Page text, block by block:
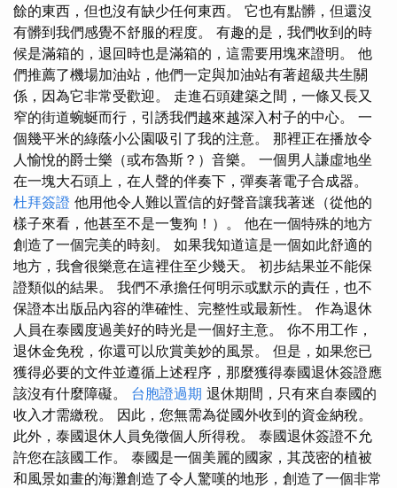
餘的東西，但也沒有缺少任何東西。 它也有點髒，但還沒
有髒到我們感覺不舒服的程度。 有趣的是，我們收到的時
候是滿箱的，退回時也是滿箱的，這需要用塊來證明。 他
們推薦了機場加油站，他們一定與加油站有著超級共生關
係，因為它非常受歡迎。 走進石頭建築之間，一條又長又
窄的街道蜿蜒而行，引誘我們越來越深入村子的中心。 一
個幾平米的綠蔭小公園吸引了我的注意。 那裡正在播放令
人愉悅的爵士樂（或布魯斯？）音樂。 一個男人謙虛地坐
在一塊大石頭上，在人聲的伴奏下，彈奏著電子合成器。
杜拜簽證 他用他令人難以置信的好聲音讓我著迷（從他的
樣子來看，他甚至不是一隻狗！）。 他在一個特殊的地方
創造了一個完美的時刻。 如果我知道這是一個如此舒適的
地方，我會很樂意在這裡住至少幾天。 初步結果並不能保
證類似的結果。 我們不承擔任何明示或默示的責任，也不
保證本出版品內容的準確性、完整性或最新性。 作為退休
人員在泰國度過美好的時光是一個好主意。 你不用工作，
退休金免稅，你還可以欣賞美妙的風景。 但是，如果您已
獲得必要的文件並遵循上述程序，那麼獲得泰國退休簽證應
該沒有什麼障礙。 台胞證過期 退休期間，只有來自泰國的
收入才需繳稅。 因此，您無需為從國外收到的資金納稅。
此外，泰國退休人員免徵個人所得稅。 泰國退休簽證不允
許您在該國工作。 泰國是一個美麗的國家，其茂密的植被
和風景如畫的海灘創造了令人驚嘆的地形，創造了一個非常